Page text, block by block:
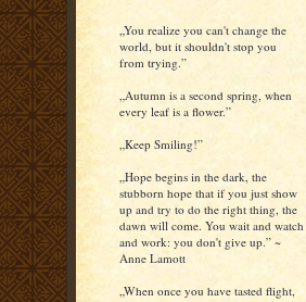
„You realize you can't change the
world, but it shouldn't stop you
from trying.”
„Autumn is a second spring, when
every leaf is a flower.”
„Keep Smiling!”
„Hope begins in the dark, the
stubborn hope that if you just show
up and try to do the right thing, the
dawn will come. You wait and watch
and work: you don't give up.” ~
Anne Lamott
„When once you have tasted flight,